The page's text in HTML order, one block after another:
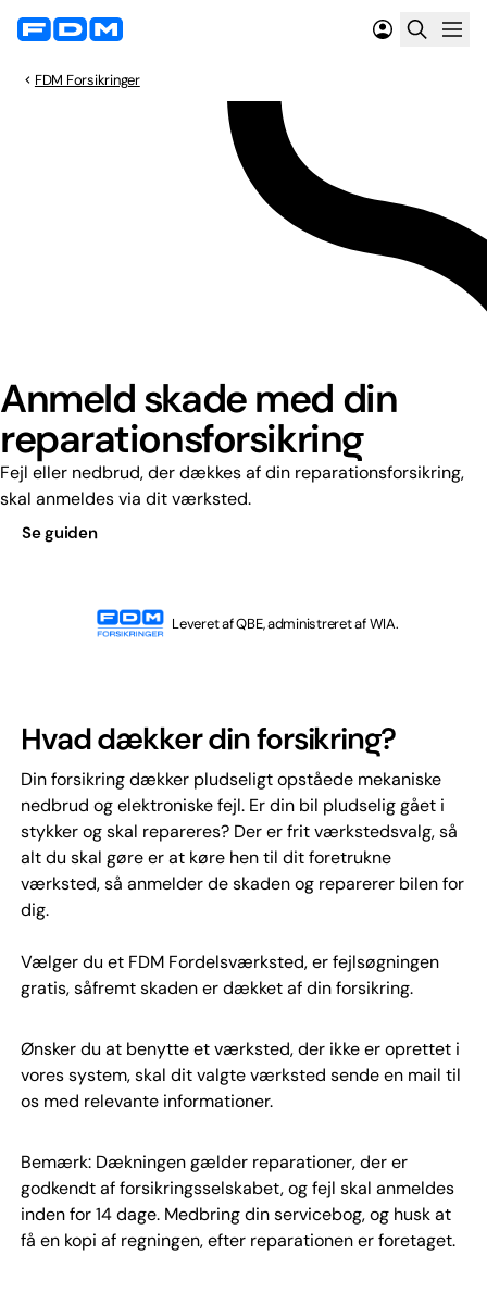
FDM Forsikringer
Anmeld skade med din
reparationsforsikring
Fejl eller nedbrud, der dækkes af din reparationsforsikring,
skal anmeldes via dit værksted.
Se guiden
Leveret af QBE, administreret af WIA.
Hvad dækker din forsikring?
Din forsikring dækker pludseligt opståede mekaniske
nedbrud og elektroniske fejl. Er din bil pludselig gået i
stykker og skal repareres? Der er frit værkstedsvalg, så
alt du skal gøre er at køre hen til dit foretrukne
værksted, så anmelder de skaden og reparerer bilen for
dig.
Vælger du et FDM Fordelsværksted, er fejlsøgningen
gratis, såfremt skaden er dækket af din forsikring.
Ønsker du at benytte et værksted, der ikke er oprettet i
vores system, skal dit valgte værksted sende en mail til
os med relevante informationer.
Bemærk: Dækningen gælder reparationer, der er
godkendt af forsikringsselskabet, og fejl skal anmeldes
inden for 14 dage. Medbring din servicebog, og husk at
få en kopi af regningen, efter reparationen er foretaget.